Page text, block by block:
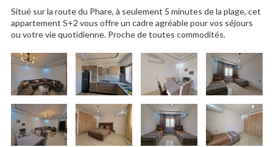
Situé sur la route du Phare, à seulement 5 minutes de la plage, cet
appartement S+2 vous offre un cadre agréable pour vos séjours
ou votre vie quotidienne. Proche de toutes commodités.